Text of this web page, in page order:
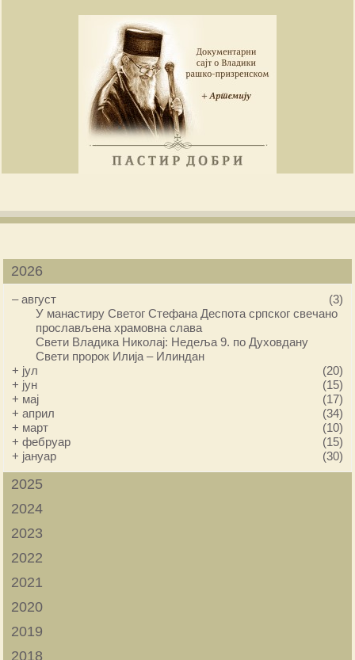
2026
–август
(3)
У манастиру Светог Стефана Деспота српског свечано
прослављена храмовна слава
Свети Владика Николај: Недеља 9. по Духовдану
Свети пророк Илија – Илиндан
+ јул
(20)
+ јун
(15)
+ мај
(17)
+април
(34)
+ март
(10)
+фебруар
(15)
+ јануар (30)
2025
2024
2023
2022
2021
2020
2019
2018